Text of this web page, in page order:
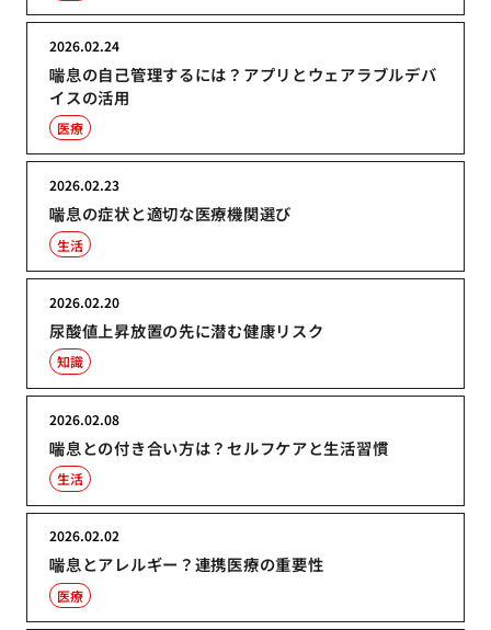
喘息の自己管理するには？アプリとウェアラブルデバ
イスの活用
2026.02.24
医療
喘息の症状と適切な医療機関選び
2026.02.23
生活
尿酸値上昇放置の先に潜む健康リスク
2026.02.20
知識
喘息との付き合い方は？セルフケアと生活習慣
2026.02.08
生活
喘息とアレルギー？連携医療の重要性
2026.02.02
医療